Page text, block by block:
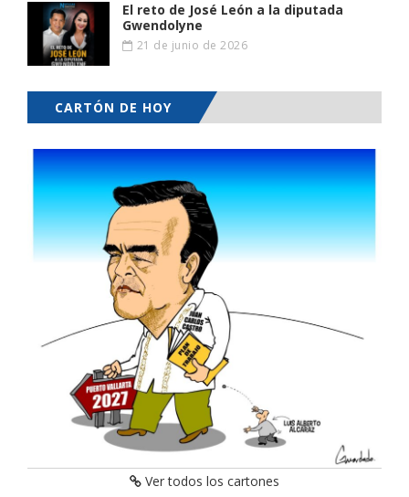
El reto de José León a la diputada
Gwendolyne
21 de junio de 2026
CARTÓN DE HOY
Ver todos los cartones